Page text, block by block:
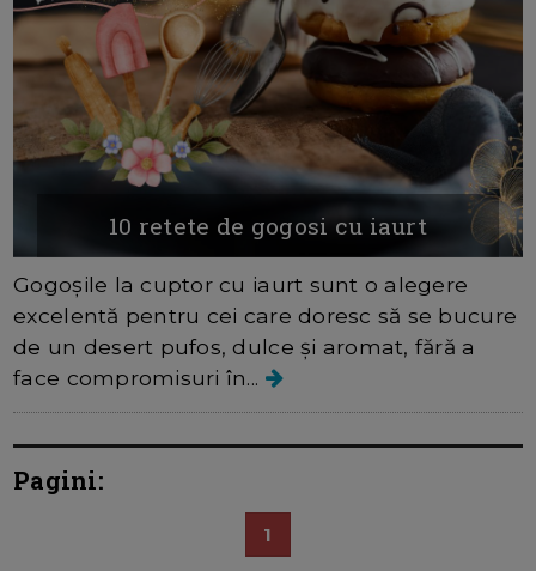
10 retete de gogosi cu iaurt
Gogoșile la cuptor cu iaurt sunt o alegere
excelentă pentru cei care doresc să se bucure
de un desert pufos, dulce și aromat, fără a
face compromisuri în...
Pagini:
1